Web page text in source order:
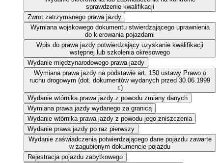
sprawdzenie kwalifikacji
Zwrot zatrzymanego prawa jazdy
Wymiana wojskowego dokumentu stwierdzającego uprawnienia
do kierowania pojazdami
Wpis do prawa jazdy potwierdzający uzyskanie kwalifikacji
wstępnej lub szkolenia okresowego
Wydanie międzynarodowego prawa jazdy
Wymiana prawa jazdy na podstawie art. 150 ustawy Prawo o
ruchu drogowym (dot. dokumentów wydanych przed 30.06.1999
r.)
Wydanie wtórnika prawa jazdy z powodu zmiany danych
Wymiana prawa jazdy wydanego za granicą
Wydanie wtórnika prawa jazdy z powodu jego zniszczenia
Wydanie prawa jazdy po raz pierwszy
Wydanie zaświadczenia potwierdzającego dane pojazdu zawarte
w zagubionym dokumencie pojazdu
Rejestracja pojazdu zabytkowego